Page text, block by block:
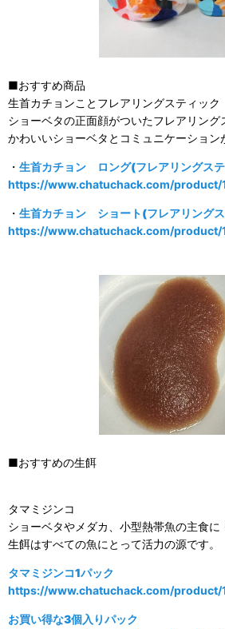
■おすすめ商品
生首カチョンことフレアリングスティッ
ショーベタの正面顔がついたフレアリング
かわいいショーベタとコミュニケーション
・ 生首カチョン ロング(フレアリングス
https://www.chatuchack.com/product/
・ 生首カチョン ショート(フレアリング
https://www.chatuchack.com/product/
■おすすめの生餌
タマミジンコ
ショーベタやメダカ、小型熱帯魚の主食に
生餌はすべての魚にとって活力の源です。
タマミジンコ1パック
https://www.chatuchack.com/product/
お買い得な3個入りパック